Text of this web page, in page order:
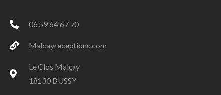
06 59 64 67 70
Malcayreceptions.com
Le Clos Malçay
18130 BUSSY